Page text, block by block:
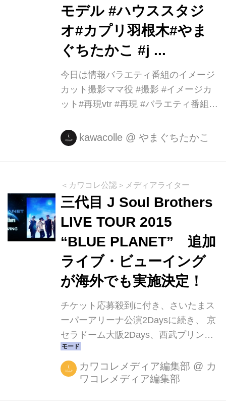
モデル #ハウススタジ
オ#カプリ羽根木#やま
ぐちたかこ #j ...
今日は情報バラエティ番組のイメージ
カット撮影ママ役 #撮影 #イメージカ
ット#再現vtr #再現 #バラエティ番組#
曜 #子役って大変#モデル#本業はモデ
ル #ハウススタジオ#カプリ羽根木#や
kawacolle @ やまぐちたかこ
＜カワコレ公認＞メディアライター
三代目 J Soul Brothers
LIVE TOUR 2015
“BLUE PLANET” 追加
ライブ・ビューイング
が海外でも実施決定！
チケット応募殺到に付き、さいたまス
ーパーアリーナ公演2Daysに続き、 京
セラドーム大阪2Days、西武プリンス
ドームの公演も生中継決定！ 2015年8
月5日（水）、6日（木）の二日間、京
セラドーム大阪、また8月28日（金）
カワコレメディア編集部 @ カ
ワコレメディア編集部